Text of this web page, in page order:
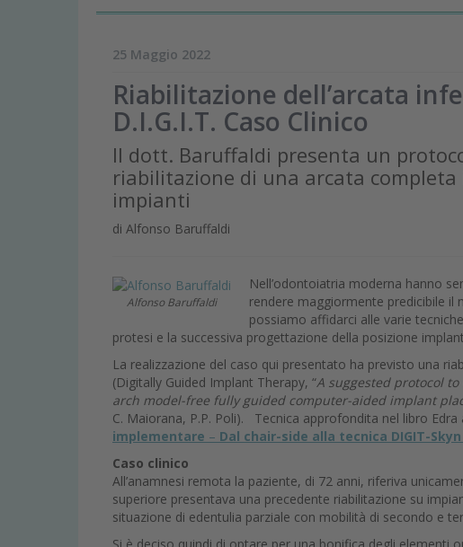
25 Maggio 2022
Riabilitazione dell’arcata
D.I.G.I.T. Caso Clinico
Il dott. Baruffaldi presenta un
riabilitazione di una arcata
impianti
di Alfonso Baruffaldi
Alfonso Baruffaldi
Nell’odontoiatria moderna hanno
rendere maggiormente predicibile il
possiamo affidarci alle varie
protesi e la successiva progettazione della posizione
La realizzazione del caso qui presentato ha previsto una
(Digitally Guided Implant Therapy, “A suggested protocol
arch model-free fully guided computer-aided implant
C. Maiorana, P.P. Poli). Tecnica approfondita nel libro Edra
implementare – Dal chair-side alla tecnica DIGIT-
Caso clinico
All’anamnesi remota la paziente, di 72 anni, riferiva
superiore presentava una precedente riabilitazione su
situazione di edentulia parziale con mobilità di secondo e